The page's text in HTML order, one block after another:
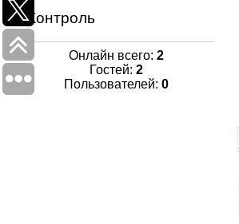
Контроль
Онлайн всего: 2
Гостей: 2
Пользователей: 0